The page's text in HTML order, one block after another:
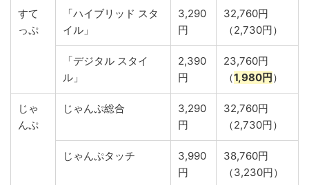
すて
っぷ
「ハイブリッド スタ
イル」
3,290
円
32,760円
（2,730円）
「デジタル スタイ
ル」
2,390
円
23,760円
（1,980円 ）
じゃ
んぷ
じゃんぷ総合
3,290
円
32,760円
（2,730円）
じゃんぷタッチ
3,990
円
38,760円
（3,230円）